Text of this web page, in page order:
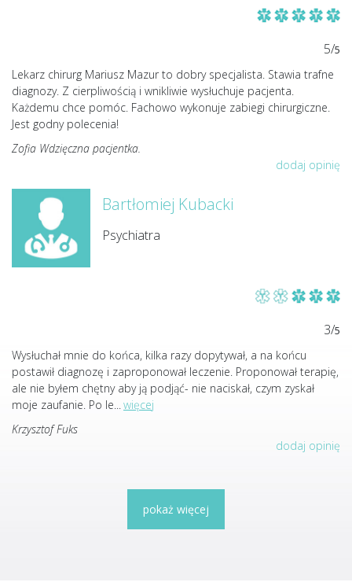
5/5
Lekarz chirurg Mariusz Mazur to dobry specjalista. Stawia trafne
diagnozy. Z cierpliwością i wnikliwie wysłuchuje pacjenta.
Każdemu chce pomóc. Fachowo wykonuje zabiegi chirurgiczne.
Jest godny polecenia!
Zofia Wdzięczna pacjentka.
dodaj opinię
Bartłomiej Kubacki
Psychiatra
3/5
Wysłuchał mnie do końca, kilka razy dopytywał, a na końcu
postawił diagnozę i zaproponował leczenie. Proponował terapię,
ale nie byłem chętny aby ją podjąć- nie naciskał, czym zyskał
moje zaufanie. Po le...więcej
Krzysztof Fuks
dodaj opinię
pokaż więcej